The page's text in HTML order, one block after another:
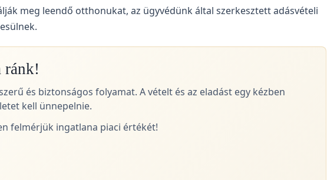
meg leendő otthonukat, az ügyvédünk által szerkesztett adásvételi
ránk!
és biztonságos folyamat. A vételt és az eladást egy kézben
kell ünnepelnie.
felmérjük ingatlana piaci értékét!